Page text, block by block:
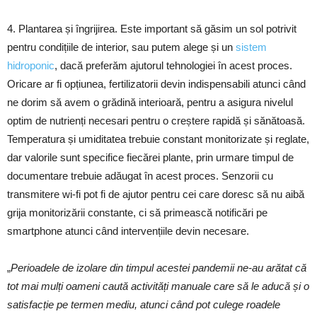
4. Plantarea și îngrijirea. Este important să găsim un sol potrivit
pentru condițiile de interior, sau putem alege și un sistem
hidroponic, dacă preferăm ajutorul tehnologiei în acest proces.
Oricare ar fi opțiunea, fertilizatorii devin indispensabili atunci când
ne dorim să avem o grădină interioară, pentru a asigura nivelul
optim de nutrienți necesari pentru o creștere rapidă și sănătoasă.
Temperatura și umiditatea trebuie constant monitorizate și reglate,
dar valorile sunt specifice fiecărei plante, prin urmare timpul de
documentare trebuie adăugat în acest proces. Senzorii cu
transmitere wi-fi pot fi de ajutor pentru cei care doresc să nu aibă
grija monitorizării constante, ci să primească notificări pe
smartphone atunci când intervențiile devin necesare.
„Perioadele de izolare din timpul acestei pandemii ne-au arătat că
tot mai mulți oameni caută activități manuale care să le aducă și o
satisfacție pe termen mediu, atunci când pot culege roadele